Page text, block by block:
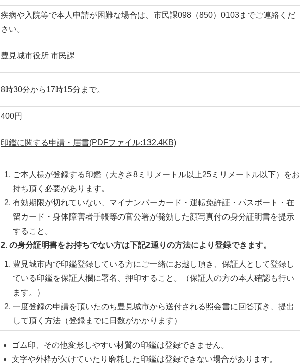
疾病や入院等で本人申請が困難な場合は、市民課098（850）0103までご連絡くだ
さい。
豊見城市役所 市民課
8時30分から17時15分まで。
400円
印鑑に関する申請・届書(PDFファイル:132.4KB)
ご本人様が登録する印鑑（大きさ8ミリメートル以上25ミリメートル以下）をお
持ち頂く必要があります。
有効期限が切れていない、マイナンバーカード・運転免許証・パスポート・在
留カード・身体障害者手帳等の官公署が発効した顔写真付の身分証明書を提示
すること。
2. の身分証明書をお持ちでない方は下記2通りの方法により登録できます。
豊見城市内で印鑑登録している方にご一緒にお越し頂き、保証人として登録し
ている印鑑を保証人欄に署名、押印すること。（保証人の方の本人確認も行い
ます。）
一度登録の申請を頂いたのち豊見城市から送付される照会書に回答頂き、提出
して頂く方法（登録までに日数がかかります）
ゴム印、その他変形しやすい材質の印鑑は登録できません。
文字や外枠が欠けていたり磨耗した印鑑は登録できない場合があります。